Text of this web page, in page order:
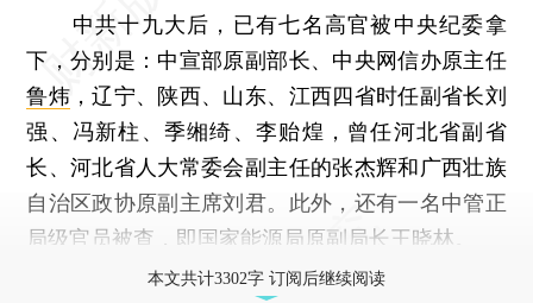
中共十九大后，已有七名高官被中央纪委拿
下，分别是：中宣部原副部长、中央网信办原主任
鲁炜 ，辽宁、陕西、山东、江西四省时任副省长刘
强、冯新柱、季缃绮、李贻煌，曾任河北省副省
长、河北省人大常委会副主任的张杰辉和广西壮族
自治区政协原副主席刘君。此外，还有一名中管正
局级官员被查，即国家能源局原副局长王晓林。
本文共计3302字 订阅后继续阅读